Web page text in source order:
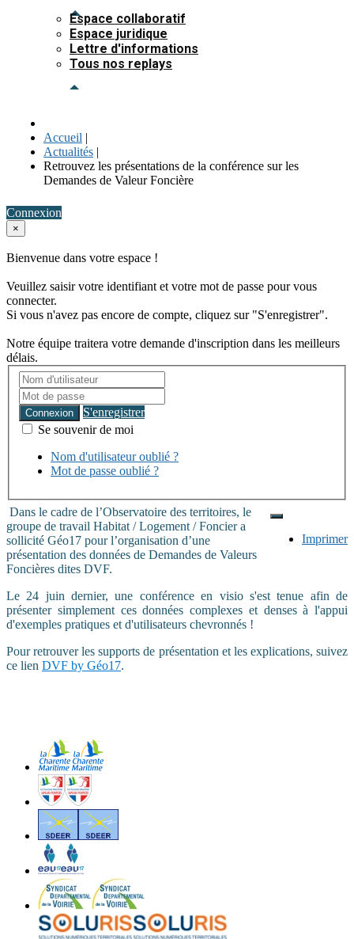
Espace collaboratif
Espace juridique
Lettre d'informations
Tous nos replays
Accueil |
Actualités |
Retrouvez les présentations de la conférence sur les
Demandes de Valeur Foncière
Connexion
×
Bienvenue dans votre espace !
Veuillez saisir votre identifiant et votre mot de passe pour vous
connecter.
Si vous n'avez pas encore de compte, cliquez sur "S'enregistrer".
Notre équipe traitera votre demande d'inscription dans les meilleurs
délais.
Connexion
S'enregistrer
Se souvenir de moi
Nom d'utilisateur oublié ?
Mot de passe oublié ?
Imprimer
Dans le cadre de l’Observatoire des territoires, le
groupe de travail Habitat / Logement / Foncier a
sollicité Géo17 pour l’organisation d’une
présentation des données de Demandes de Valeurs
Foncières dites DVF.
Le 24 juin dernier, une conférence en visio s'est tenue afin de
présenter simplement ces données complexes et denses à l'appui
d'exemples pratiques et d'utilisateurs chevronnés !
Pour retrouver les supports de présentation et les explications, suivez
ce lien DVF by Géo17.